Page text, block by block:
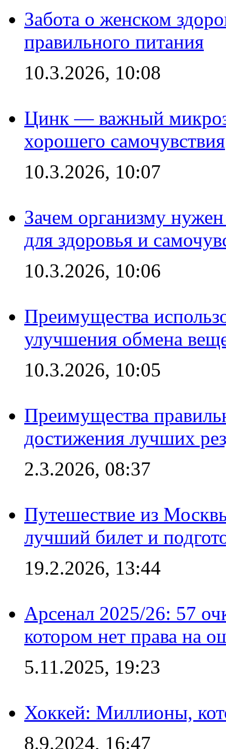
Забота о женском
правильного питания
10.3.2026, 10:08
Цинк — важный
хорошего самочувствия
10.3.2026, 10:07
Зачем организму
для здоровья и
10.3.2026, 10:06
Преимущества
улучшения обмена
10.3.2026, 10:05
Преимущества
достижения лучших
2.3.2026, 08:37
Путешествие из
лучший билет и
19.2.2026, 13:44
Арсенал 2025/26: 57
котором нет права на
5.11.2025, 19:23
Хоккей: Миллионы,
8.9.2024, 16:47